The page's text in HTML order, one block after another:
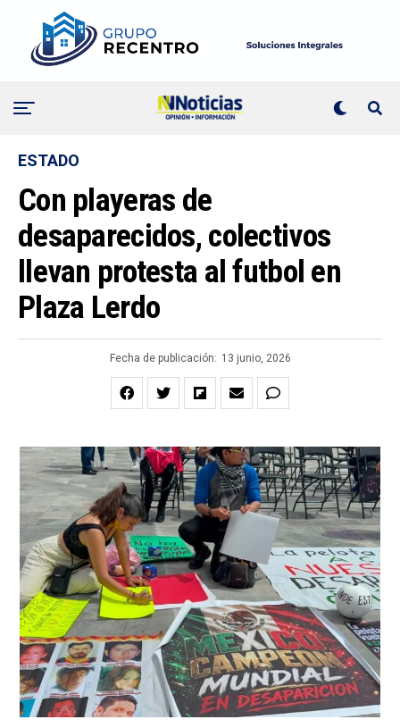
ESTADO
Con playeras de
desaparecidos, colectivos
llevan protesta al futbol en
Plaza Lerdo
Fecha de publicación: 13 junio, 2026